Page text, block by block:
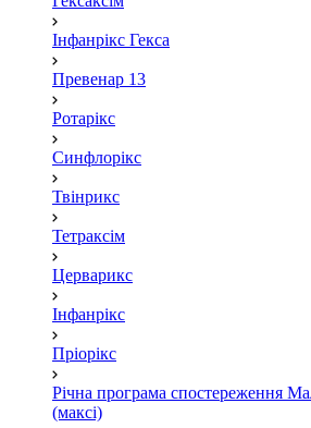
Інфанрікс Гекса
Превенар 13
Ротарікс
Синфлорікс
Твінрикс
Тетраксім
Церварикс
Інфанрікс
Пріорікс
Річна програма спостереження
(максі)